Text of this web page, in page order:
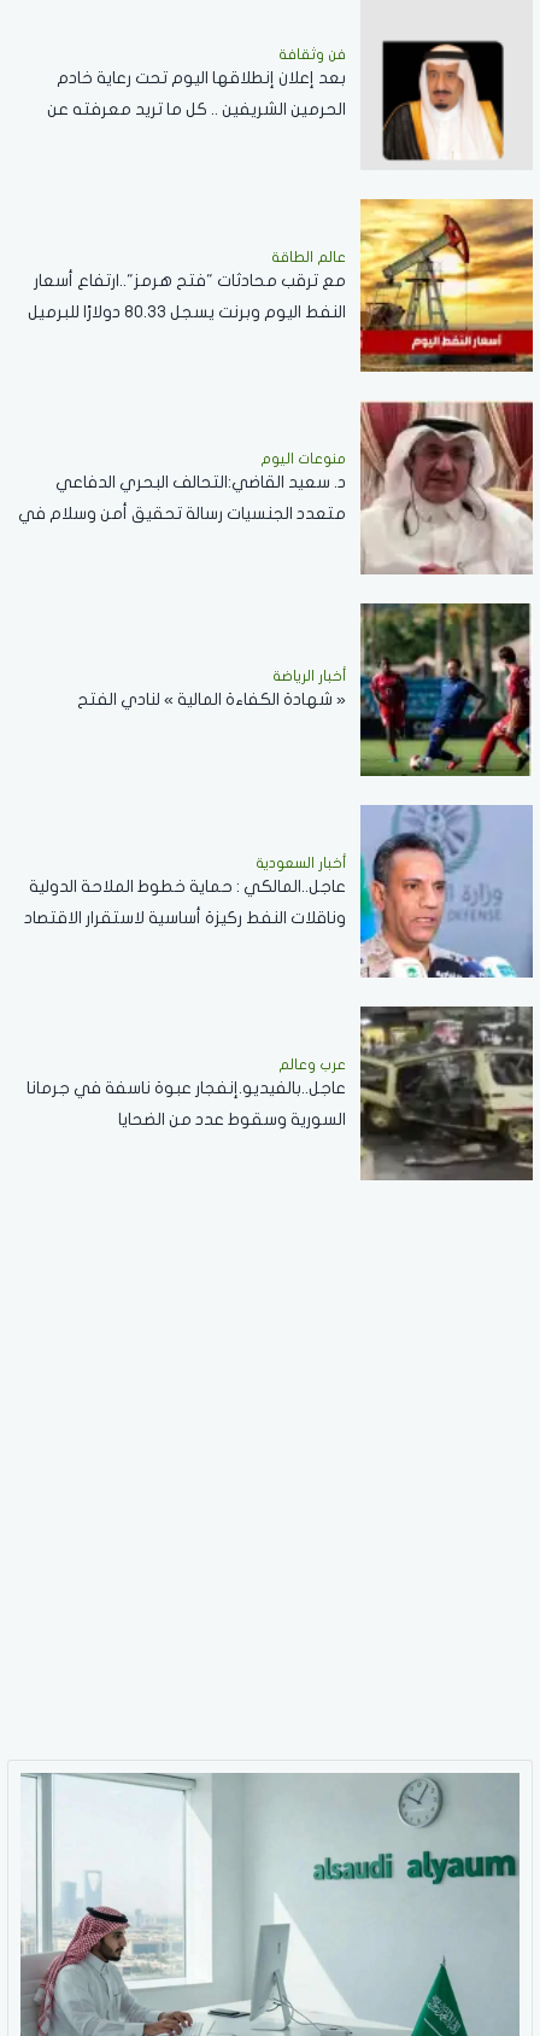
فن وثقافة
بعد إعلان إنطلاقها اليوم تحت رعاية خادم
الحرمين الشريفين .. كل ما تريد معرفته عن
عالم الطاقة
مع ترقب محادثات "فتح هرمز"..ارتفاع أسعار
النفط اليوم وبرنت يسجل 80.33 دولارًا للبرميل
منوعات اليوم
د. سعيد القاضي:التحالف البحري الدفاعي
متعدد الجنسيات رسالة تحقيق أمن وسلام في
أخبار الرياضة
« شهادة الكفاءة المالية » لنادي الفتح
أخبار السعودية
عاجل..المالكي : حماية خطوط الملاحة الدولية
وناقلات النفط ركيزة أساسية لاستقرار الاقتصاد
عرب وعالم
عاجل..بالفيديو.إنفجار عبوة ناسفة في جرمانا
السورية وسقوط عدد من الضحايا